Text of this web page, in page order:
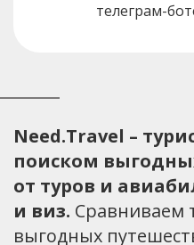
телеграм-
Need.Travel –
поиском
от туров и
и виз. Сравниваем
выгодных